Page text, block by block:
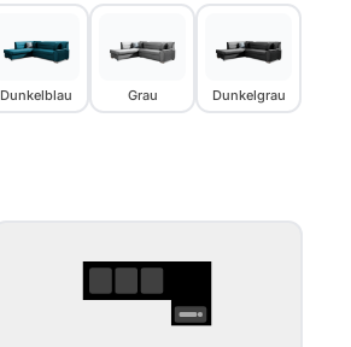
Dunkelblau Grau Dunkelgrau